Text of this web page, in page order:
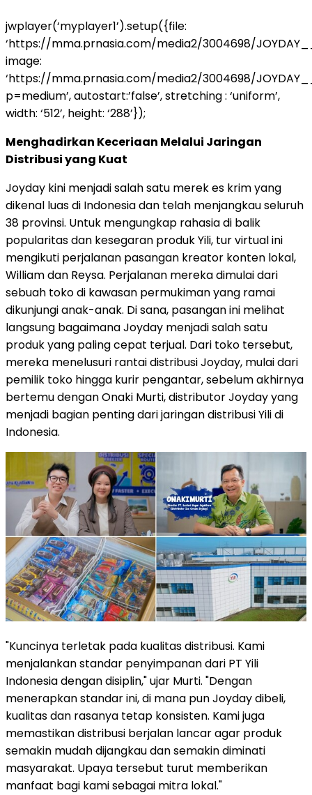
jwplayer(‘myplayer1’).setup({file:
‘https://mma.prnasia.com/media2/3004698/
image:
‘https://mma.prnasia.com/media2/3004698/
p=medium’, autostart:’false’, stretching : ‘uniform’,
width: ‘512’, height: ‘288’});
Menghadirkan Keceriaan Melalui Jaringan
Distribusi yang Kuat
Joyday kini menjadi salah satu merek es krim yang
dikenal luas di Indonesia dan telah menjangkau seluruh
38 provinsi. Untuk mengungkap rahasia di balik
popularitas dan kesegaran produk Yili, tur virtual ini
mengikuti perjalanan pasangan kreator konten lokal,
William dan Reysa. Perjalanan mereka dimulai dari
sebuah toko di kawasan permukiman yang ramai
dikunjungi anak-anak. Di sana, pasangan ini melihat
langsung bagaimana Joyday menjadi salah satu
produk yang paling cepat terjual. Dari toko tersebut,
mereka menelusuri rantai distribusi Joyday, mulai dari
pemilik toko hingga kurir pengantar, sebelum akhirnya
bertemu dengan Onaki Murti, distributor Joyday yang
menjadi bagian penting dari jaringan distribusi Yili di
Indonesia.
"Kuncinya terletak pada kualitas distribusi. Kami
menjalankan standar penyimpanan dari PT Yili
Indonesia dengan disiplin," ujar Murti. "Dengan
menerapkan standar ini, di mana pun Joyday dibeli,
kualitas dan rasanya tetap konsisten. Kami juga
memastikan distribusi berjalan lancar agar produk
semakin mudah dijangkau dan semakin diminati
masyarakat. Upaya tersebut turut memberikan
manfaat bagi kami sebagai mitra lokal."